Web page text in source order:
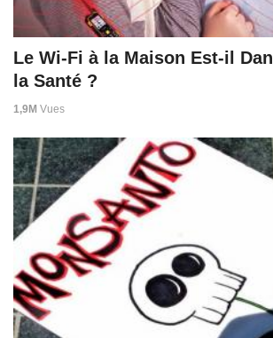
Le Wi-Fi à la Maison Est-il
la Santé ?
1,9M Vues